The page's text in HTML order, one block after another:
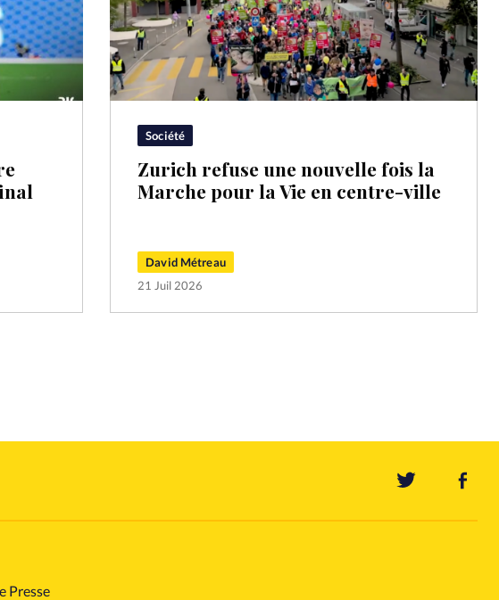
Société
Zurich refuse une nouvelle fois la
Marche pour la Vie en centre-ville
David Métreau
21 Juil 2026
Presse